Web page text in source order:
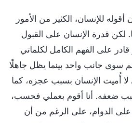
أقوله للإنسان، الكثير من الأمور
لكن قدرة الإنسان على القبول
على الفهم الكامل لكلماتي
سوى جانب واحد بينما يظل جاهلًا
لا أُميت الإنسان بسبب عجزه، كما
ضعفه. أنا أقوم بعملي فحسب،
الدوام، على الرغم من أن